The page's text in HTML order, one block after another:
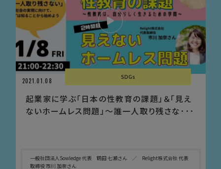
2021.01.08
SDGs
起業家に学ぶ「日本の性教育の課題」＆「見え
ないホームレス問題」〜誰一人取り残さな･･･
一般社団法人Sowledge 代表 鶴田 七瀬さん ／ Relight株式会社 代表
取締役 市川 加奈さん